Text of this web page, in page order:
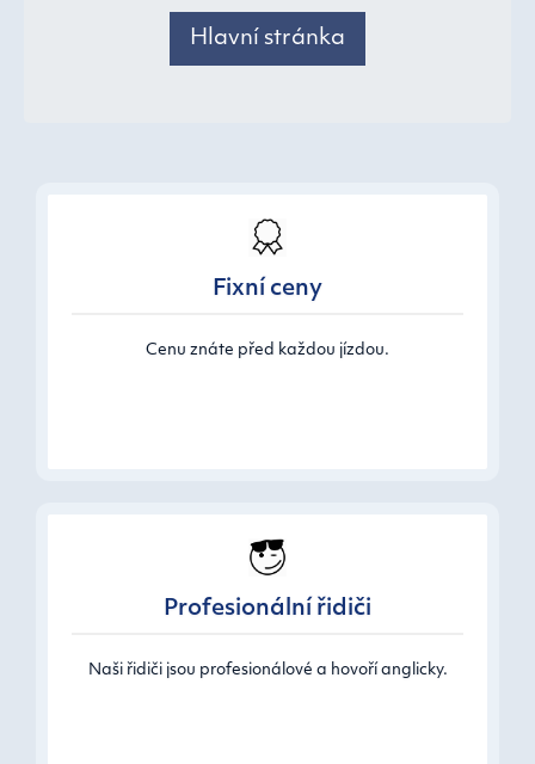
Hlavní stránka
Fixní ceny
Cenu znáte před každou jízdou.
Profesionální řidiči
Naši řidiči jsou profesionálové a hovoří anglicky.